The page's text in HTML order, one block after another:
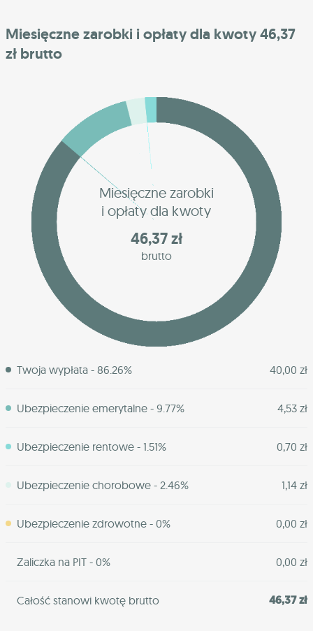
Miesięczne zarobki i opłaty dla kwoty 46,37
zł brutto
Miesięczne zarobki
i opłaty dla kwoty
46,37 zł
brutto
Twoja wypłata - 86.26% 40,00 zł
Ubezpieczenie emerytalne - 9.77% 4,53 zł
Ubezpieczenie rentowe - 1.51% 0,70 zł
Ubezpieczenie chorobowe - 2.46% 1,14 zł
Ubezpieczenie zdrowotne - 0% 0,00 zł
Zaliczka na PIT - 0% 0,00 zł
Całość stanowi kwotę brutto 46,37 zł